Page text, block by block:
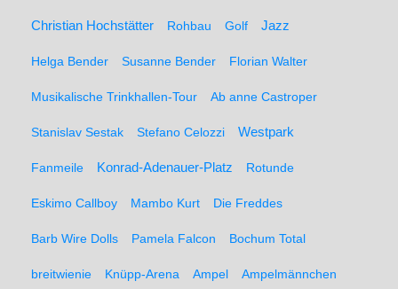
Christian Hochstätter Rohbau Golf Jazz
Helga Bender Susanne Bender Florian Walter
Musikalische Trinkhallen-Tour Ab anne Castroper
Stanislav Sestak Stefano Celozzi Westpark
Fanmeile Konrad-Adenauer-Platz Rotunde
Eskimo Callboy Mambo Kurt Die Freddes
Barb Wire Dolls Pamela Falcon Bochum Total
breitwienie Knüpp-Arena Ampel Ampelmännchen